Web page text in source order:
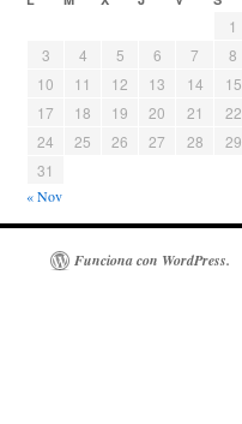
1
3
4 5 6 7 8
10
11 12 13 14 15
17
18 19 20 21 22
24
25 26 27 28 29
31
« Nov
Funciona con WordPress.